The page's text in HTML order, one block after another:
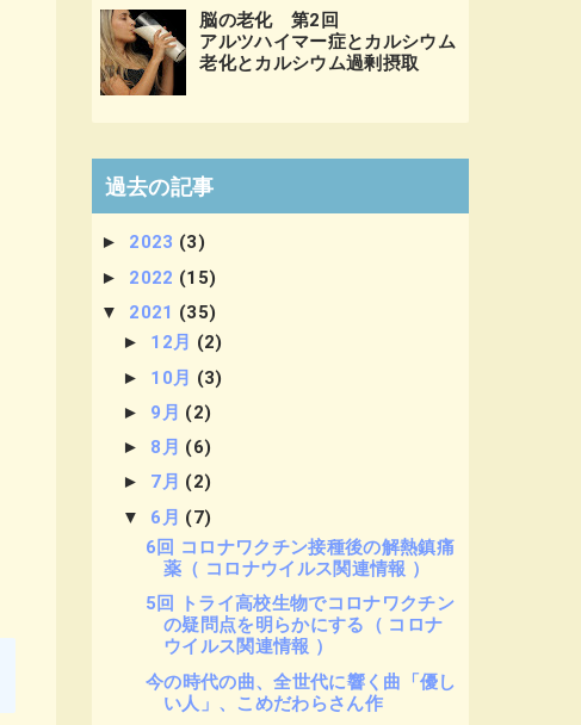
脳の老化 第2回
アルツハイマー症とカルシウム
老化とカルシウム過剰摂取
過去の記事
► 2023 (3)
► 2022 (15)
▼ 2021 (35)
► 12月 (2)
► 10月 (3)
► 9月 (2)
► 8月 (6)
► 7月 (2)
▼ 6月 (7)
6回 コロナワクチン接種後の解熱鎮痛
薬（ コロナウイルス関連情報 ）
5回 トライ高校生物でコロナワクチン
の疑問点を明らかにする（ コロナ
ウイルス関連情報 ）
今の時代の曲、全世代に響く曲「優し
い人」、こめだわらさん作